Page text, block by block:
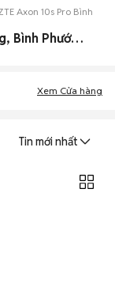
Axon 10s Pro Bình
0 Zte Axon 10s Pro cũ Thị xã Bình Long, Bình Phước đẹp
Xem Cửa hàng
Tin mới nhất